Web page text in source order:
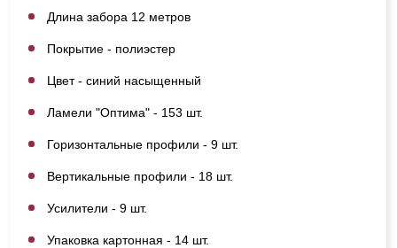
Длина забора 12 метров
Покрытие - полиэстер
Цвет - синий насыщенный
Ламели "Оптима" - 153 шт.
Горизонтальные профили - 9 шт.
Вертикальные профили - 18 шт.
Усилители - 9 шт.
Упаковка картонная - 14 шт.